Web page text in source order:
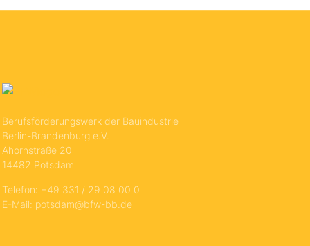
Berufsförderungswerk der Bauindustrie
Berlin-Brandenburg e.V.
Ahornstraße 20
14482 Potsdam
Telefon: +49 331 / 29 08 00 0
E-Mail: potsdam@bfw-bb.de